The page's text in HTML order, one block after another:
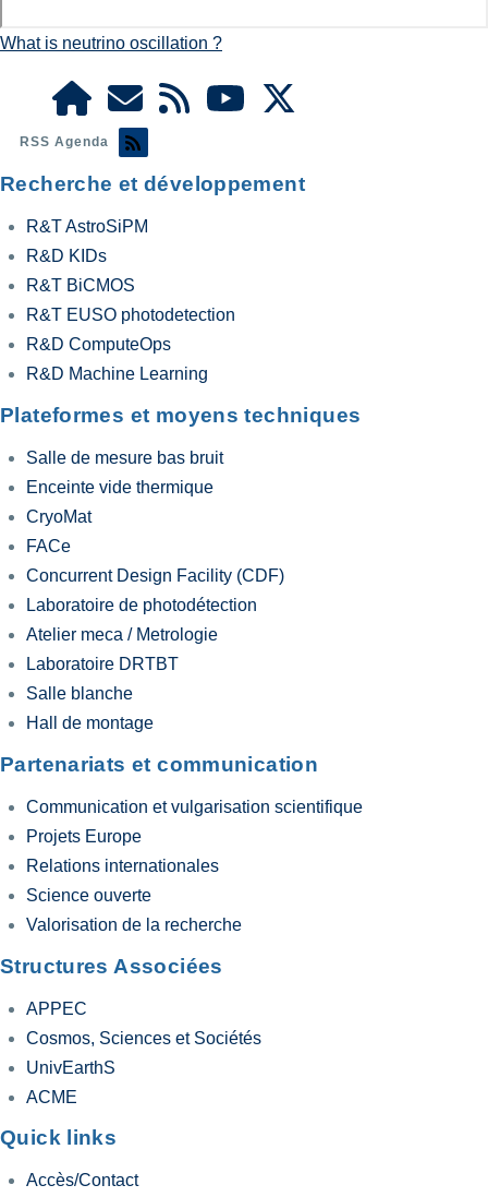
What is neutrino oscillation ?
RSS Agenda
Recherche et développement
R&T AstroSiPM
R&D KIDs
R&T BiCMOS
R&T EUSO photodetection
R&D ComputeOps
R&D Machine Learning
Plateformes et moyens techniques
Salle de mesure bas bruit
Enceinte vide thermique
CryoMat
FACe
Concurrent Design Facility (CDF)
Laboratoire de photodétection
Atelier meca / Metrologie
Laboratoire DRTBT
Salle blanche
Hall de montage
Partenariats et communication
Communication et vulgarisation scientifique
Projets Europe
Relations internationales
Science ouverte
Valorisation de la recherche
Structures Associées
APPEC
Cosmos, Sciences et Sociétés
UnivEarthS
ACME
Quick links
Accès/Contact